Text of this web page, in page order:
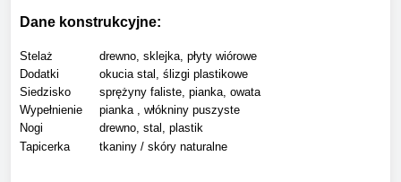
Dane konstrukcyjne:
Stelaż
drewno, sklejka, płyty wiórowe
Dodatki
okucia stal, ślizgi plastikowe
Siedzisko
sprężyny faliste, pianka, owata
Wypełnienie
pianka , włókniny puszyste
Nogi
drewno, stal, plastik
Tapicerka
tkaniny / skóry naturalne